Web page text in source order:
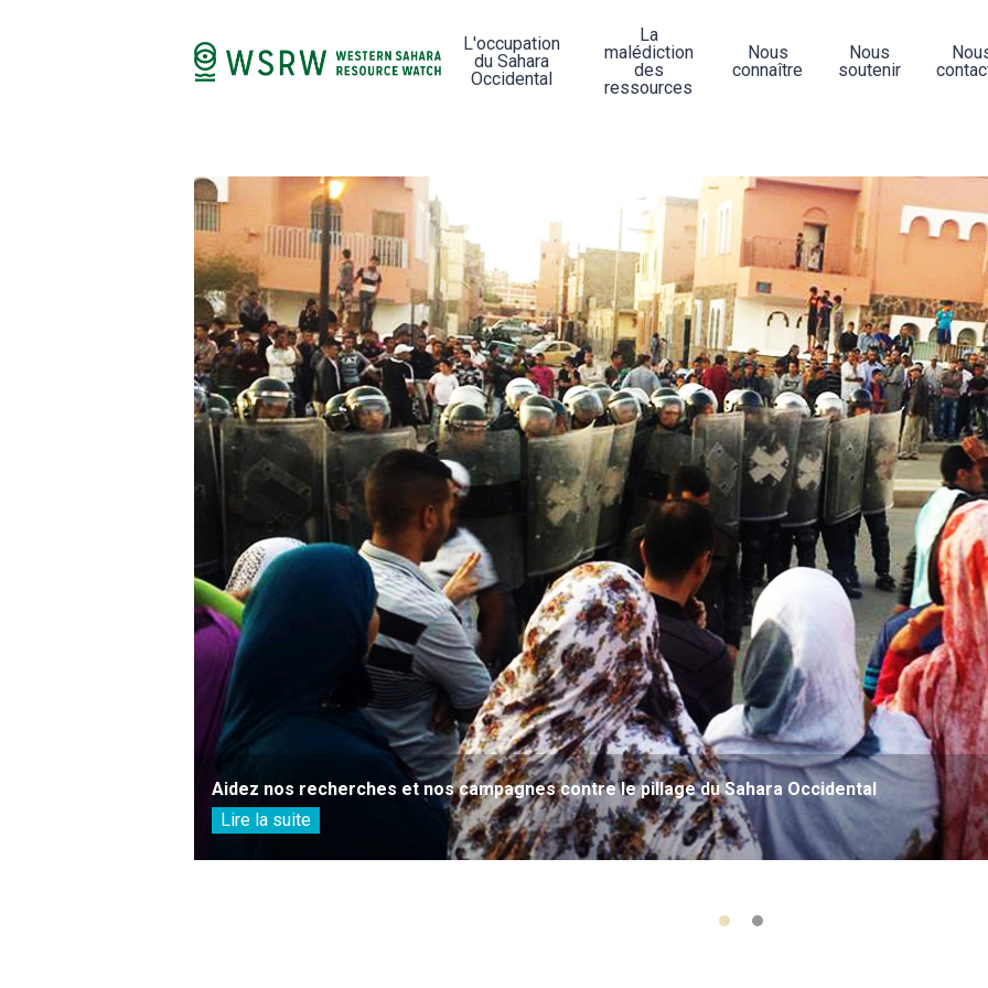
L'occupation
du Sahara
Occidental
La
malédiction
des
ressources
Nous
connaître
Nous
soutenir
Aidez nos recherches et nos campagnes contre le pillage du Sahara Occidental
Lire la suite